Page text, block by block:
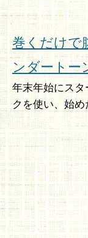
巻くだけで
ンダートー
年末年始にス
クを使い、始め